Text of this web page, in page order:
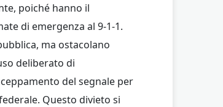
poiché hanno il
di emergenza al 9-1-1.
ma ostacolano
deliberato di
del segnale per
Questo divieto si